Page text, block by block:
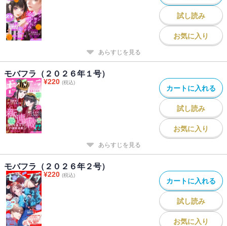
試し読み
お気に入り
あらすじを見る
モバフラ（２０２６年１号）
¥220 (税込)
カートに入れる
試し読み
お気に入り
あらすじを見る
モバフラ（２０２６年２号）
¥220 (税込)
カートに入れる
試し読み
お気に入り